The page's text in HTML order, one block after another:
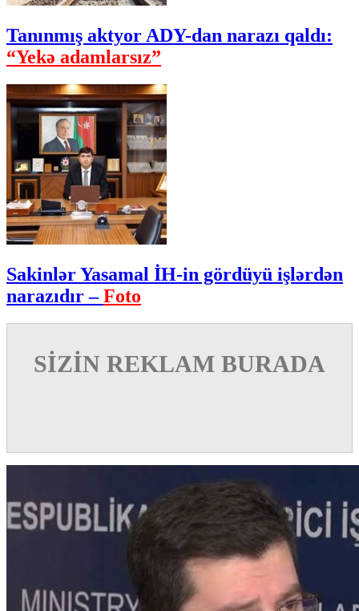
Tanınmış aktyor ADY-dan narazı qaldı:
“Yekə adamlarsız”
Sakinlər Yasamal İH-in gördüyü işlərdən
narazıdır –Foto
SİZİN REKLAM BURADA